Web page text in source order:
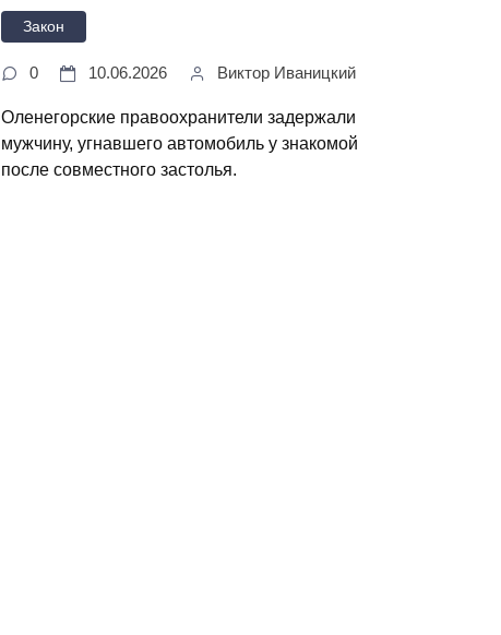
Закон
0 10.06.2026 Виктор Иваницкий
Оленегорские правоохранители задержали
мужчину, угнавшего автомобиль у знакомой
после совместного застолья.